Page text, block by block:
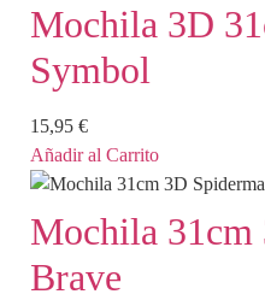
Mochila 3D
Symbol
15,95 €
Añadir al Carrito
Mochila 31cm
Brave